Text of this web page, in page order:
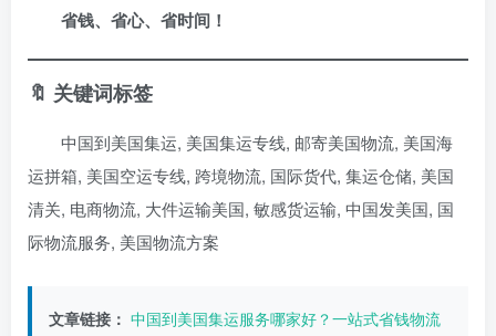
省钱、省心、省时间！
🔖 关键词标签
中国到美国集运, 美国集运专线, 邮寄美国物流, 美国海
运拼箱, 美国空运专线, 跨境物流, 国际货代, 集运仓储, 美国
清关, 电商物流, 大件运输美国, 敏感货运输, 中国发美国, 国
际物流服务, 美国物流方案
文章链接： 中国到美国集运服务哪家好？一站式省钱物流